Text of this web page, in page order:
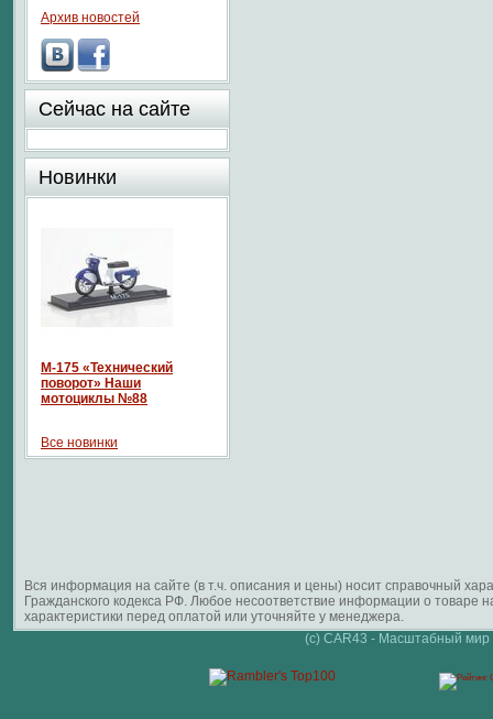
Архив новостей
Сейчас на сайте
Новинки
М-175 «Технический
поворот» Наши
мотоциклы №88
Все новинки
Вся информация на сайте (в т.ч. описания и цены) носит справочный
Гражданского кодекса РФ. Любое несоответствие информации о
характеристики перед оплатой или уточняйте у менеджера.
(c) CAR43 - Масштабный мир